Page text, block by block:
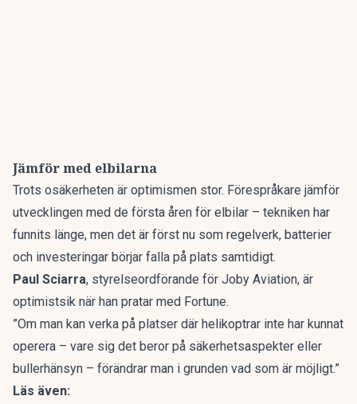
Jämför med elbilarna
Trots osäkerheten är optimismen stor. Förespråkare jämför
utvecklingen med de första åren för elbilar – tekniken har
funnits länge, men det är först nu som regelverk, batterier
och investeringar börjar falla på plats samtidigt.
Paul Sciarra, styrelseordförande för Joby Aviation, är
optimistsik när han pratar med Fortune.
”Om man kan verka på platser där helikoptrar inte har kunnat
operera – vare sig det beror på säkerhetsaspekter eller
bullerhänsyn – förändrar man i grunden vad som är möjligt.”
Läs även: